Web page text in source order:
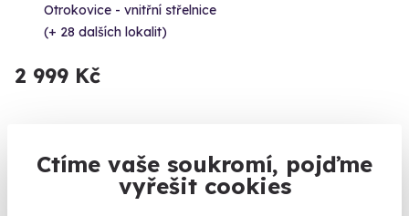
Ctíme vaše soukromí, pojďme
vyřešit cookies
Otrokovice - vnitřní střelnice
(+ 28 dalších lokalit)
2 999 Kč
Volný termín už 11. 08. 2026